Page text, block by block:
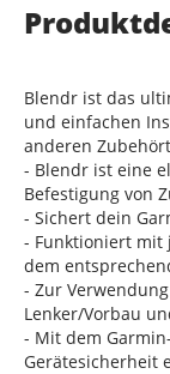
Blendr ist das
und einfachen
anderen
- Blendr ist eine
Befestigung von
- Sichert dein
- Funktioniert mit
dem
- Zur Verwendung
Lenker/Vorbau
- Mit dem
Gerätesicherheit